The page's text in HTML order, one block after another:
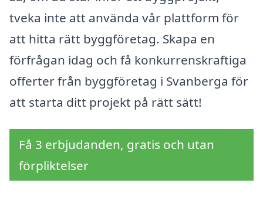
tveka inte att använda vår plattform för
att hitta rätt byggföretag. Skapa en
förfrågan idag och få konkurrenskraftiga
offerter från byggföretag i Svanberga för
att starta ditt projekt på rätt sätt!
Få 3 erbjudanden, gratis och utan
förpliktelser